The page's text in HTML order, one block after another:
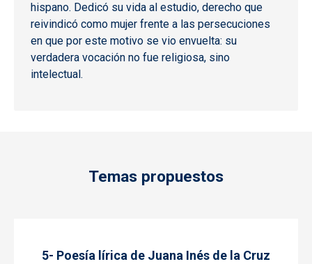
hispano. Dedicó su vida al estudio, derecho que
reivindicó como mujer frente a las persecuciones
en que por este motivo se vio envuelta: su
verdadera vocación no fue religiosa, sino
intelectual.
Temas propuestos
5- Poesía lírica de Juana Inés de la Cruz